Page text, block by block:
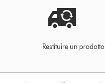
Restituire un prodotto